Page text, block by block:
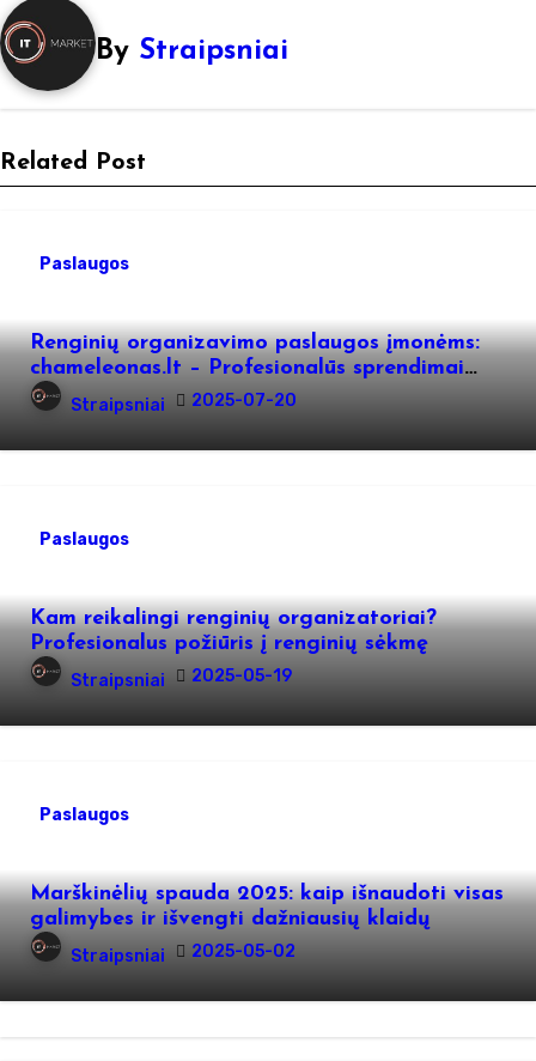
By Straipsniai
Related Post
Paslaugos
Renginių organizavimo paslaugos įmonėms:
chameleonas.lt – Profesionalūs sprendimai
Jūsų verslo renginiams
Straipsniai 2025-07-20
Paslaugos
Kam reikalingi renginių organizatoriai?
Profesionalus požiūris į renginių sėkmę
Straipsniai 2025-05-19
Paslaugos
Marškinėlių spauda 2025: kaip išnaudoti visas
galimybes ir išvengti dažniausių klaidų
Straipsniai 2025-05-02